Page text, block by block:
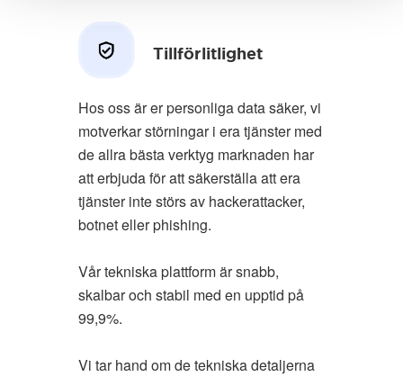
Tillförlitlighet
Hos oss är er personliga data säker, vi
motverkar störningar i era tjänster med
de allra bästa verktyg marknaden har
att erbjuda för att säkerställa att era
tjänster inte störs av hackerattacker,
botnet eller phishing.
Vår tekniska plattform är snabb,
skalbar och stabil med en upptid på
99,9%.
Vi tar hand om de tekniska detaljerna